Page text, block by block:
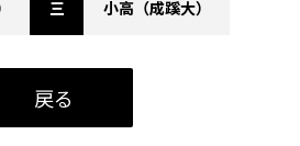
三 小高（成蹊大）
戻る